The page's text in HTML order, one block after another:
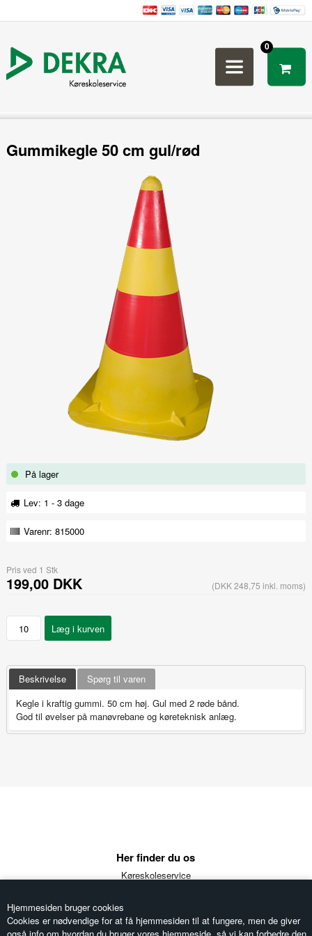
Hjemmesiden bruger cookies
Cookies er nødvendige for at få hjemmesiden til at fungere, men de giver
også info om hvordan du bruger vores hjemmeside, så vi kan forbedre den
0
Gummikegle 50 cm gul/rød
På lager
Lev: 1 - 3 dage
Varenr: 815000
Pris ved 1 Stk
199,00 DKK (DKK 248,75 inkl. moms)
Beskrivelse
Spørg til varen
Kegle i kraftig gummi. 50 cm høj. Gul med 2 røde bånd.
God til øvelser på manøvrebane og køreteknisk anlæg.
Her finder du os
Køreskoleservice
Telefon: 6333 1510
Email: koreskoleservice@dekra.dk